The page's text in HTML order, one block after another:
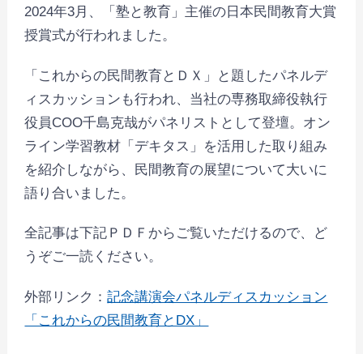
2024年3月、「塾と教育」主催の日本民間教育大賞
授賞式が行われました。
「これからの民間教育とＤＸ」と題したパネルデ
ィスカッションも行われ、当社の専務取締役執行
役員COO千島克哉がパネリストとして登壇。オン
ライン学習教材「デキタス」を活用した取り組み
を紹介しながら、民間教育の展望について大いに
語り合いました。
全記事は下記ＰＤＦからご覧いただけるので、ど
うぞご一読ください。
外部リンク：記念講演会パネルディスカッション
「これからの民間教育とDX」